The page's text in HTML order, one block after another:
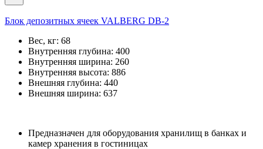
Блок депозитных ячеек VALBERG DB-2
Вес, кг: 68
Внутренняя глубина: 400
Внутренняя ширина: 260
Внутренняя высота: 886
Внешняя глубина: 440
Внешняя ширина: 637
Предназначен для оборудования хранилищ в банках и
камер хранения в гостиницах